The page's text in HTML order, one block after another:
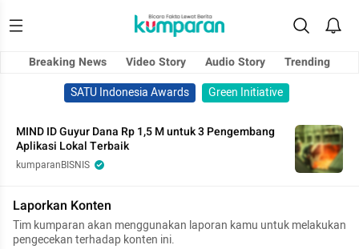
Breaking News Video Story Audio Story
Trending
SATU Indonesia Awards
Green Initiative
MIND ID Guyur Dana Rp 1,5 M untuk 3 Pengembang
Aplikasi Lokal Terbaik
kumparanBISNIS
Laporkan Konten
Tim kumparan akan menggunakan laporan kamu untuk melakukan
pengecekan terhadap konten ini.